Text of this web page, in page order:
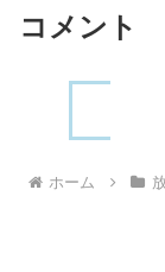
コメント
ホーム